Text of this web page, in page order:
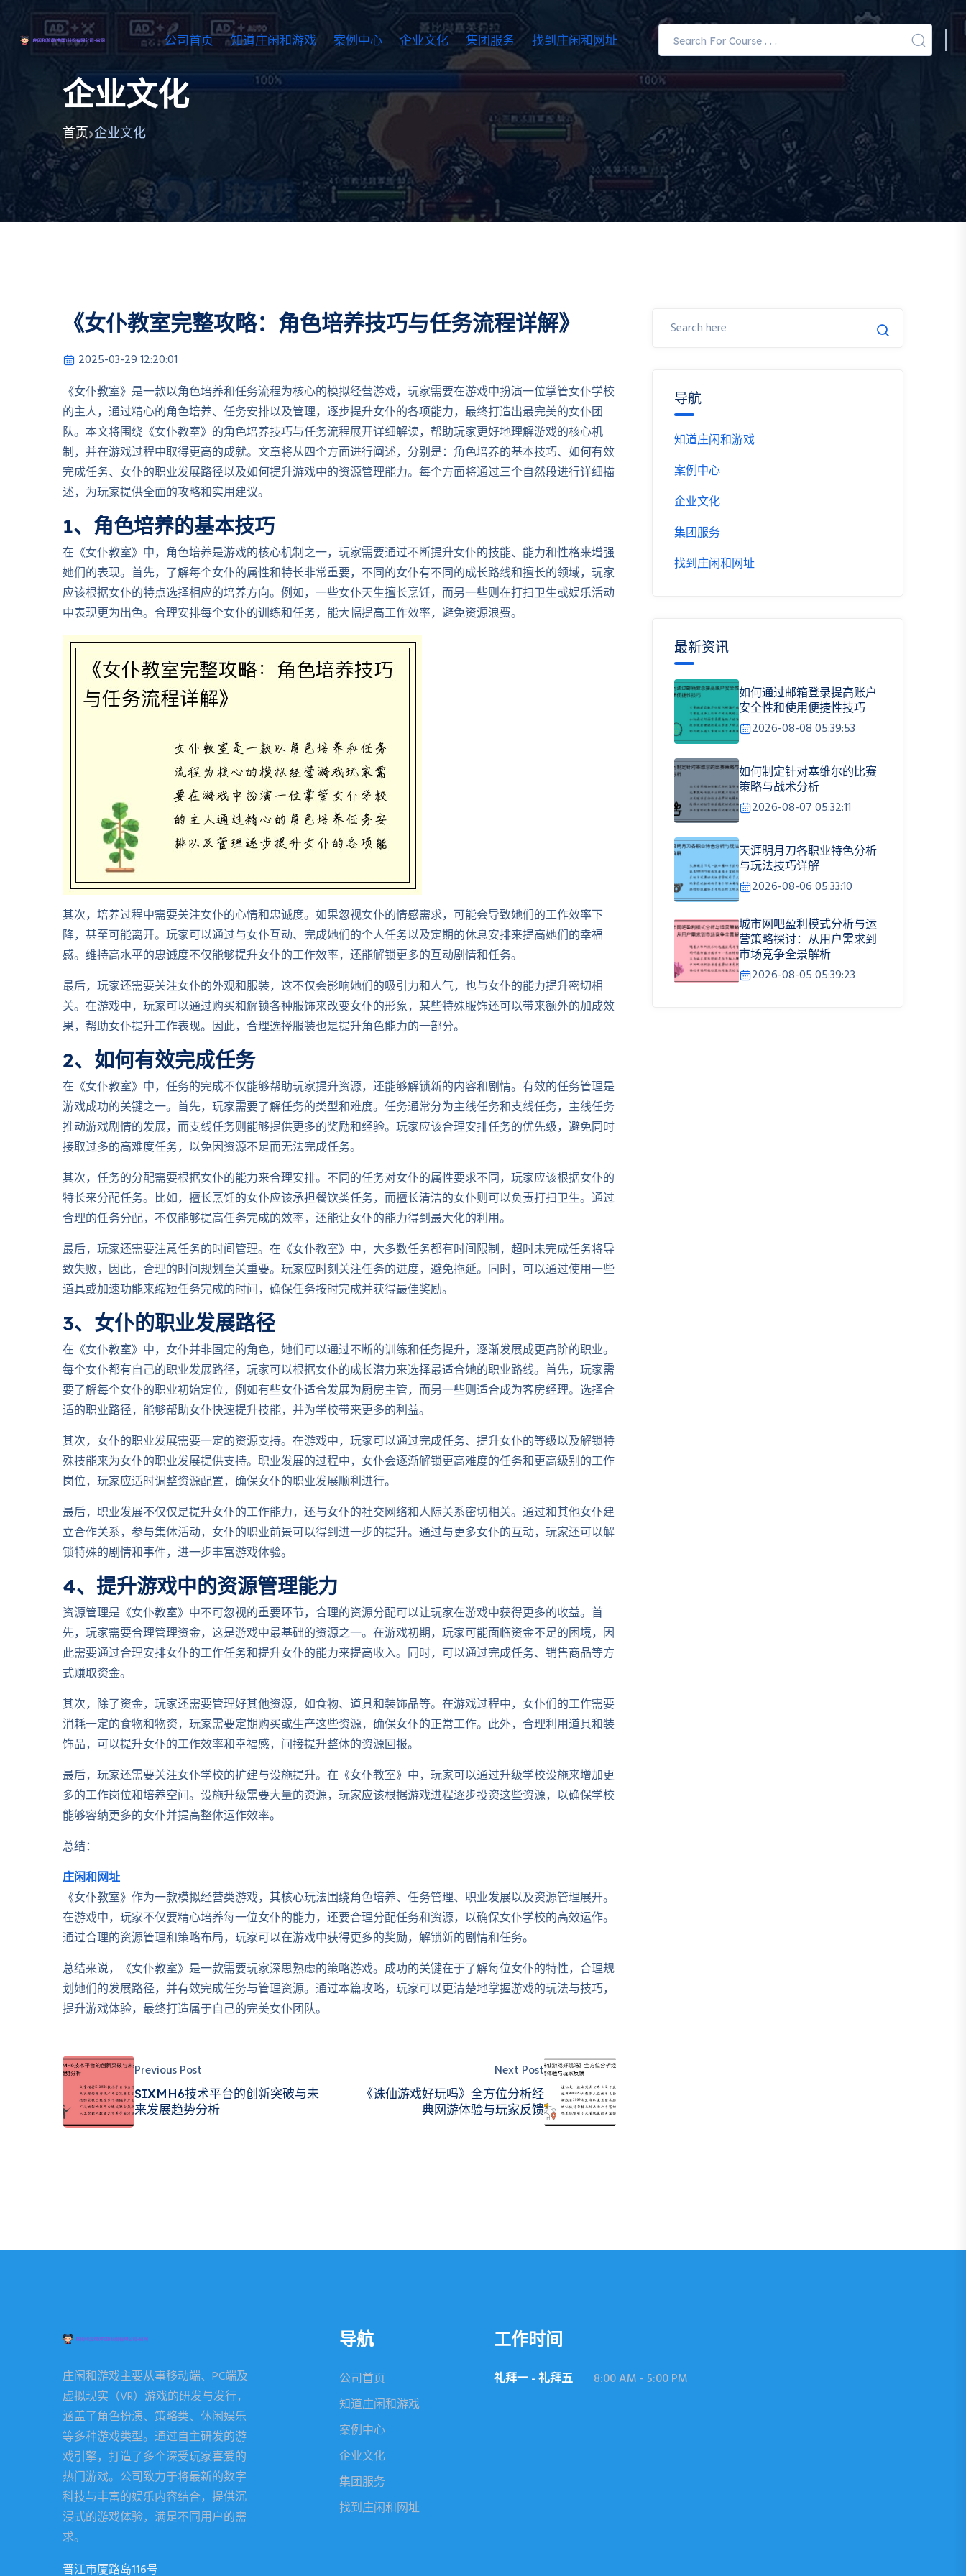
公司首页 知道庄闲和游戏 案例中心 企业文化 集团服务 找到庄闲和网址
企业文化
首页 企业文化
《女仆教室完整攻略：角色培养技巧与任务流程详解》
2025-03-29 12:20:01
《女仆教室》是一款以角色培养和任务流程为核心的模拟经营游戏，玩家需要在游戏中扮演一位掌管女仆学校
的主人，通过精心的角色培养、任务安排以及管理，逐步提升女仆的各项能力，最终打造出最完美的女仆团
队。本文将围绕《女仆教室》的角色培养技巧与任务流程展开详细解读，帮助玩家更好地理解游戏的核心机
制，并在游戏过程中取得更高的成就。文章将从四个方面进行阐述，分别是：角色培养的基本技巧、如何有效
完成任务、女仆的职业发展路径以及如何提升游戏中的资源管理能力。每个方面将通过三个自然段进行详细描
述，为玩家提供全面的攻略和实用建议。
1、角色培养的基本技巧
在《女仆教室》中，角色培养是游戏的核心机制之一，玩家需要通过不断提升女仆的技能、能力和性格来增强
她们的表现。首先，了解每个女仆的属性和特长非常重要，不同的女仆有不同的成长路线和擅长的领域，玩家
应该根据女仆的特点选择相应的培养方向。例如，一些女仆天生擅长烹饪，而另一些则在打扫卫生或娱乐活动
中表现更为出色。合理安排每个女仆的训练和任务，能大幅提高工作效率，避免资源浪费。
其次，培养过程中需要关注女仆的心情和忠诚度。如果忽视女仆的情感需求，可能会导致她们的工作效率下
降，甚至可能离开。玩家可以通过与女仆互动、完成她们的个人任务以及定期的休息安排来提高她们的幸福
感。维持高水平的忠诚度不仅能够提升女仆的工作效率，还能解锁更多的互动剧情和任务。
最后，玩家还需要关注女仆的外观和服装，这不仅会影响她们的吸引力和人气，也与女仆的能力提升密切相
关。在游戏中，玩家可以通过购买和解锁各种服饰来改变女仆的形象，某些特殊服饰还可以带来额外的加成效
果，帮助女仆提升工作表现。因此，合理选择服装也是提升角色能力的一部分。
2、如何有效完成任务
在《女仆教室》中，任务的完成不仅能够帮助玩家提升资源，还能够解锁新的内容和剧情。有效的任务管理是
游戏成功的关键之一。首先，玩家需要了解任务的类型和难度。任务通常分为主线任务和支线任务，主线任务
推动游戏剧情的发展，而支线任务则能够提供更多的奖励和经验。玩家应该合理安排任务的优先级，避免同时
接取过多的高难度任务，以免因资源不足而无法完成任务。
其次，任务的分配需要根据女仆的能力来合理安排。不同的任务对女仆的属性要求不同，玩家应该根据女仆的
特长来分配任务。比如，擅长烹饪的女仆应该承担餐饮类任务，而擅长清洁的女仆则可以负责打扫卫生。通过
合理的任务分配，不仅能够提高任务完成的效率，还能让女仆的能力得到最大化的利用。
最后，玩家还需要注意任务的时间管理。在《女仆教室》中，大多数任务都有时间限制，超时未完成任务将导
致失败，因此，合理的时间规划至关重要。玩家应时刻关注任务的进度，避免拖延。同时，可以通过使用一些
道具或加速功能来缩短任务完成的时间，确保任务按时完成并获得最佳奖励。
3、女仆的职业发展路径
在《女仆教室》中，女仆并非固定的角色，她们可以通过不断的训练和任务提升，逐渐发展成更高阶的职业。
每个女仆都有自己的职业发展路径，玩家可以根据女仆的成长潜力来选择最适合她的职业路线。首先，玩家需
要了解每个女仆的职业初始定位，例如有些女仆适合发展为厨房主管，而另一些则适合成为客房经理。选择合
适的职业路径，能够帮助女仆快速提升技能，并为学校带来更多的利益。
其次，女仆的职业发展需要一定的资源支持。在游戏中，玩家可以通过完成任务、提升女仆的等级以及解锁特
殊技能来为女仆的职业发展提供支持。职业发展的过程中，女仆会逐渐解锁更高难度的任务和更高级别的工作
岗位，玩家应适时调整资源配置，确保女仆的职业发展顺利进行。
最后，职业发展不仅仅是提升女仆的工作能力，还与女仆的社交网络和人际关系密切相关。通过和其他女仆建
立合作关系，参与集体活动，女仆的职业前景可以得到进一步的提升。通过与更多女仆的互动，玩家还可以解
锁特殊的剧情和事件，进一步丰富游戏体验。
4、提升游戏中的资源管理能力
资源管理是《女仆教室》中不可忽视的重要环节，合理的资源分配可以让玩家在游戏中获得更多的收益。首
先，玩家需要合理管理资金，这是游戏中最基础的资源之一。在游戏初期，玩家可能面临资金不足的困境，因
此需要通过合理安排女仆的工作任务和提升女仆的能力来提高收入。同时，可以通过完成任务、销售商品等方
式赚取资金。
其次，除了资金，玩家还需要管理好其他资源，如食物、道具和装饰品等。在游戏过程中，女仆们的工作需要
消耗一定的食物和物资，玩家需要定期购买或生产这些资源，确保女仆的正常工作。此外，合理利用道具和装
饰品，可以提升女仆的工作效率和幸福感，间接提升整体的资源回报。
最后，玩家还需要关注女仆学校的扩建与设施提升。在《女仆教室》中，玩家可以通过升级学校设施来增加更
多的工作岗位和培养空间。设施升级需要大量的资源，玩家应该根据游戏进程逐步投资这些资源，以确保学校
能够容纳更多的女仆并提高整体运作效率。
总结：
庄闲和网址
《女仆教室》作为一款模拟经营类游戏，其核心玩法围绕角色培养、任务管理、职业发展以及资源管理展开。
在游戏中，玩家不仅要精心培养每一位女仆的能力，还要合理分配任务和资源，以确保女仆学校的高效运作。
通过合理的资源管理和策略布局，玩家可以在游戏中获得更多的奖励，解锁新的剧情和任务。
总结来说，《女仆教室》是一款需要玩家深思熟虑的策略游戏。成功的关键在于了解每位女仆的特性，合理规
划她们的发展路径，并有效完成任务与管理资源。通过本篇攻略，玩家可以更清楚地掌握游戏的玩法与技巧，
提升游戏体验，最终打造属于自己的完美女仆团队。
Previous Post
SIXMH6技术平台的创新突破与未
来发展趋势分析
Next Post
《诛仙游戏好玩吗》全方位分析经
典网游体验与玩家反馈
导航
知道庄闲和游戏
案例中心
企业文化
集团服务
找到庄闲和网址
最新资讯
如何通过邮箱登录提高账户
安全性和使用便捷性技巧
2026-08-08 05:39:53
如何制定针对塞维尔的比赛
策略与战术分析
2026-08-07 05:32:11
天涯明月刀各职业特色分析
与玩法技巧详解
2026-08-06 05:33:10
城市网吧盈利模式分析与运
营策略探讨：从用户需求到
市场竞争全景解析
2026-08-05 05:39:23
庄闲和游戏主要从事移动端、PC端及
虚拟现实（VR）游戏的研发与发行，
涵盖了角色扮演、策略类、休闲娱乐
等多种游戏类型。通过自主研发的游
戏引擎，打造了多个深受玩家喜爱的
热门游戏。公司致力于将最新的数字
科技与丰富的娱乐内容结合，提供沉
浸式的游戏体验，满足不同用户的需
求。
晋江市厦路岛116号
导航
公司首页
知道庄闲和游戏
案例中心
企业文化
集团服务
找到庄闲和网址
工作时间
礼拜一 - 礼拜五 8:00 AM - 5:00 PM